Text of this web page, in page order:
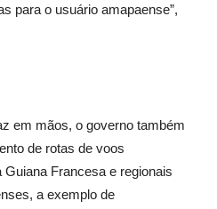
para o usuário amapaense”,
em mãos, o governo também
de rotas de voos
Francesa e regionais
a exemplo de